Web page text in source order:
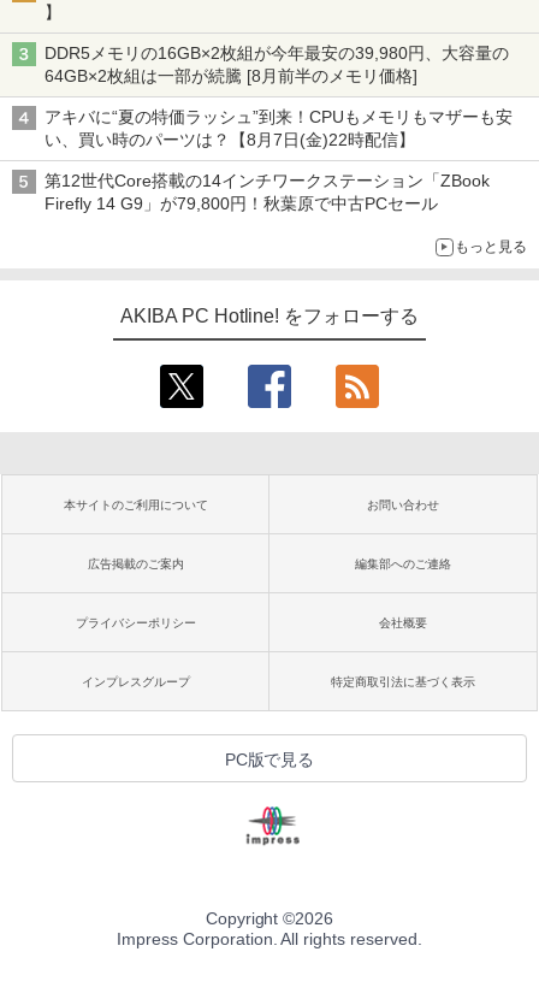
】
DDR5メモリの16GB×2枚組が今年最安の39,980円、大容量の
64GB×2枚組は一部が続騰 [8月前半のメモリ価格]
アキバに“夏の特価ラッシュ”到来！CPUもメモリもマザーも安
い、買い時のパーツは？【8月7日(金)22時配信】
第12世代Core搭載の14インチワークステーション「ZBook
Firefly 14 G9」が79,800円！秋葉原で中古PCセール
もっと見る
AKIBA PC Hotline! をフォローする
本サイトのご利用について お問い合わせ
広告掲載のご案内 編集部へのご連絡
プライバシーポリシー 会社概要
インプレスグループ 特定商取引法に基づく表示
PC版で見る
Copyright ©2026
Impress Corporation. All rights reserved.